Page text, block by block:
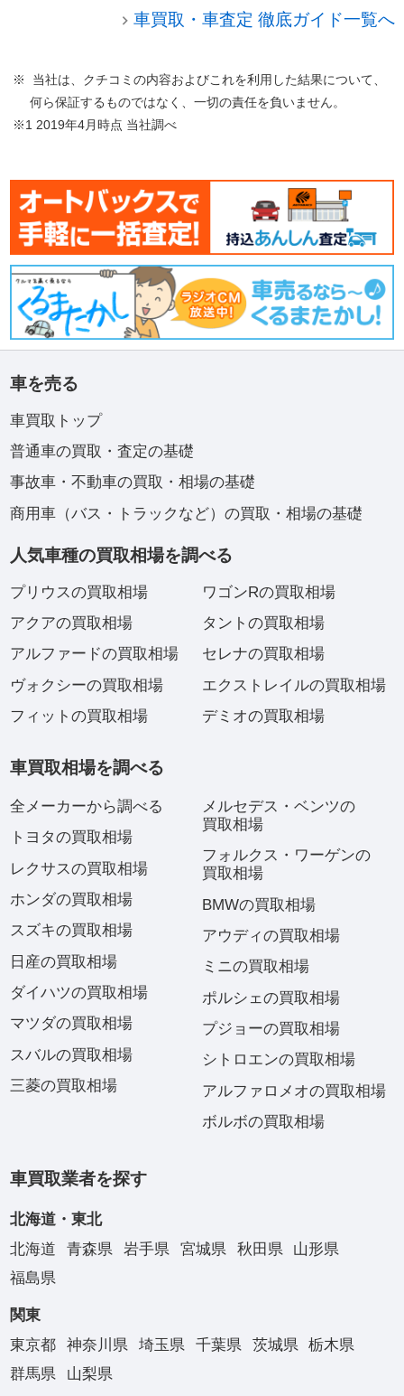
車買取・車査定 徹底ガイド一覧へ
※ 当社は、クチコミの内容およびこれを利用した結果について、
何ら保証するものではなく、一切の責任を負いません。
※1 2019年4月時点 当社調べ
車を売る
車買取トップ
普通車の買取・査定の基礎
事故車・不動車の買取・相場の基礎
商用車（バス・トラックなど）の買取・相場の基礎
人気車種の買取相場を調べる
プリウスの買取相場
アクアの買取相場
アルファードの買取相場
ヴォクシーの買取相場
フィットの買取相場
ワゴンRの買取相場
タントの買取相場
セレナの買取相場
エクストレイルの買取相場
デミオの買取相場
車買取相場を調べる
全メーカーから調べる
トヨタの買取相場
レクサスの買取相場
ホンダの買取相場
スズキの買取相場
日産の買取相場
ダイハツの買取相場
マツダの買取相場
スバルの買取相場
三菱の買取相場
メルセデス・ベンツの
買取相場
フォルクス・ワーゲンの
買取相場
BMWの買取相場
アウディの買取相場
ミニの買取相場
ポルシェの買取相場
プジョーの買取相場
シトロエンの買取相場
アルファロメオの買取相場
ボルボの買取相場
車買取業者を探す
北海道・東北
北海道
青森県 岩手県 宮城県 秋田県
山形県
福島県
関東
東京都
神奈川県 埼玉県 千葉県 茨城県
栃木県
群馬県
山梨県